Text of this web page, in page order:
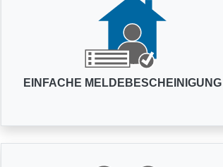
EINFACHE MELDEBESCHEINIGUNG